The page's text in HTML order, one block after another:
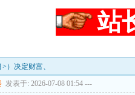
站
）决定财富、
发表于: 2026-07-08 01:54 ---